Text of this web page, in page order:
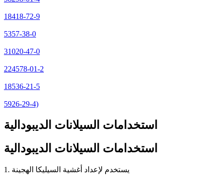
18418-72-9
5357-38-0
31020-47-0
224578-01-2
18536-21-5
5926-29-4)
استخدامات السيلانات الديبودالية
استخدامات السيلانات الديبودالية
1. يستخدم لإعداد أغشية السيليكا الهجينة